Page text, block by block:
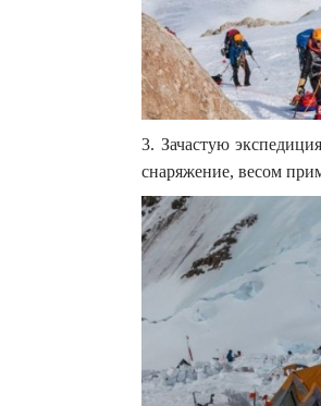
3. Зачастую
снаряжение, весом